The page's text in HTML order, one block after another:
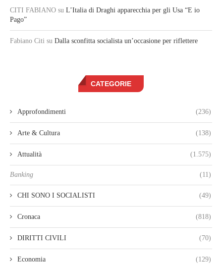
CITI FABIANO su L’Italia di Draghi apparecchia per gli Usa “E io
Pago”
Fabiano Citi su Dalla sconfitta socialista un’occasione per riflettere
CATEGORIE
Approfondimenti (236)
Arte & Cultura (138)
Attualità (1.575)
Banking (11)
CHI SONO I SOCIALISTI (49)
Cronaca (818)
DIRITTI CIVILI (70)
Economia (129)